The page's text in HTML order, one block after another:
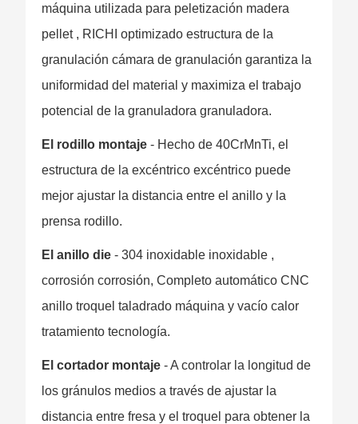
máquina utilizada para peletización madera
pellet , RICHI optimizado estructura de la
granulación cámara de granulación garantiza la
uniformidad del material y maximiza el trabajo
potencial de la granuladora granuladora.
El rodillo montaje- Hecho de 40CrMnTi, el
estructura de la excéntrico excéntrico puede
mejor ajustar la distancia entre el anillo y la
prensa rodillo.
El anillo die- 304 inoxidable inoxidable ,
corrosión corrosión, Completo automático CNC
anillo troquel taladrado máquina y vacío calor
tratamiento tecnología.
El cortador montaje- A controlar la longitud de
los gránulos medios a través de ajustar la
distancia entre fresa y el troquel para obtener la